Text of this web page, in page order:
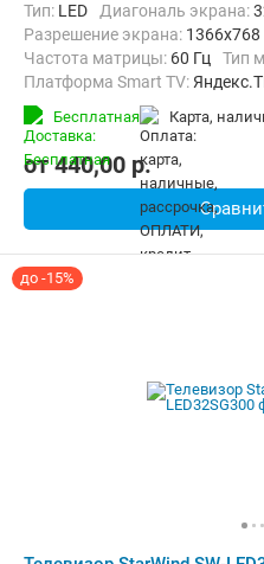
Тип: LED Диагональ экрана:
Разрешение экрана: 1366x768
Частота матрицы: 60 Гц Тип
Платформа Smart TV:
Беспроводные интерфейсы:
Бесплатная карта,
от440,00 p.
до -15%